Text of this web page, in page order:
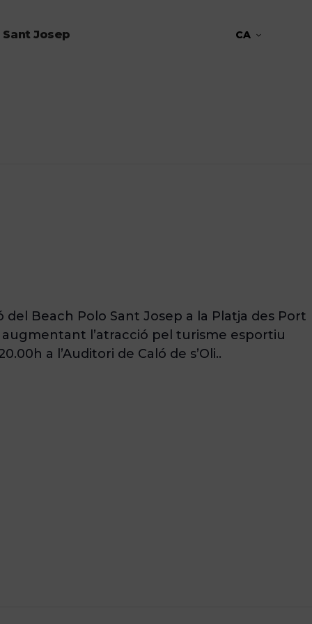
Sant Josep CA
Beach Polo Sant Josep a la Platja des Port
l’atracció pel turisme esportiu
a l’Auditori de Caló de s’Oli..